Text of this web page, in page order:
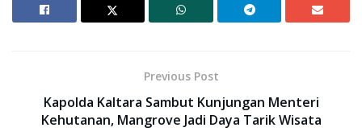
Previous Post
Kapolda Kaltara Sambut Kunjungan Menteri
Kehutanan, Mangrove Jadi Daya Tarik Wisata